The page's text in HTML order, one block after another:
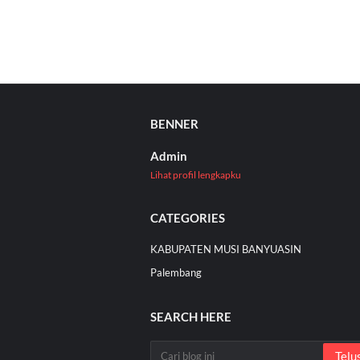
BENNER
Admin
Lihat profil lengkapku
CATEGORIES
KABUPATEN MUSI BANYUASIN
Palembang
SEARCH HERE